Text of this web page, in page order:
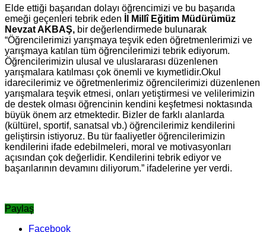
Elde ettiği başarıdan dolayı öğrencimizi ve bu başarıda
emeği geçenleri tebrik eden
İl Millî Eğitim Müdürümüz
Nevzat AKBAŞ, bir değerlendirmede bulunarak
“Öğrencilerimizi yarışmaya teşvik eden öğretmenlerimizi ve
yarışmaya katılan tüm öğrencilerimizi tebrik ediyorum.
Öğrencilerimizin ulusal ve uluslararası düzenlenen
yarışmalara katılması çok önemli ve kıymetlidir.Okul
idarecilerimiz ve öğretmenlerimiz öğrencilerimizi düzenlenen
yarışmalara teşvik etmesi, onları yetiştirmesi ve velilerimizin
de destek olması öğrencinin kendini keşfetmesi noktasında
büyük önem arz etmektedir. Bizler de farklı alanlarda
(kültürel, sportif, sanatsal vb.) öğrencilerimiz kendilerini
geliştirsin istiyoruz. Bu tür faaliyetler öğrencilerimizin
kendilerini ifade edebilmeleri, moral ve motivasyonları
açısından çok değerlidir. Kendilerini tebrik ediyor ve
başarılarının devamını diliyorum.” ifadelerine yer verdi.
Paylaş
Facebook